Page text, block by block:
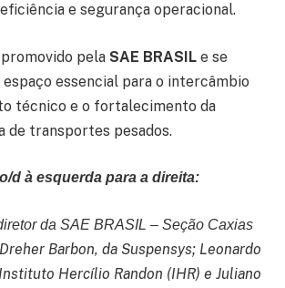
e segurança operacional.
pela SAE BRASIL e se
essencial para o intercâmbio
técnico e o fortalecimento da
de transportes pesados.
d à esquerda para a direita:
da SAE BRASIL – Seção Caxias
Barbon, da Suspensys; Leonardo
Hercílio Randon (IHR) e Juliano